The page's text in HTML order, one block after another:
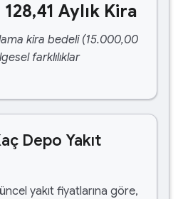
Aylık Kira
kira bedeli (15.000,00
farklılıklar
Depo Yakıt
yakıt fiyatlarına göre,